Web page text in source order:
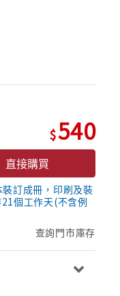
540
直接購買
訂成冊，印刷及裝
個工作天(不含例
查詢門市庫存